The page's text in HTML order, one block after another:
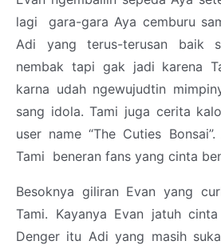
lagi gara-gara Aya cemburu
Adi yang terus-terusan baik
nembak tapi gak jadi karena
karna udah ngewujudtin
sang idola. Tami juga cerita
user name “The Cuties
Tami beneran fans yang cinta
Besoknya giliran Evan yang
Tami. Kayanya Evan jatuh
Denger itu Adi yang masih